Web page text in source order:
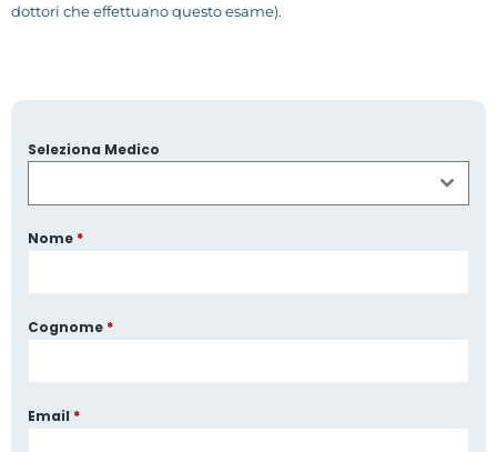
dottori che effettuano questo esame).
Seleziona Medico
Nome *
Cognome *
Email *